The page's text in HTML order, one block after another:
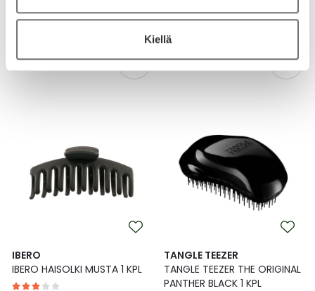
Kiellä
CLOUD 1 KPL
14,50 € 4,90 €
IBERO
IBERO HAISOLKI MUSTA 1 KPL
TANGLE TEEZER
TANGLE TEEZER THE ORIGINAL
PANTHER BLACK 1 KPL